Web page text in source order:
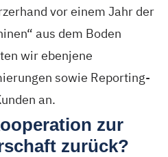
vor einem Jahr der
aus dem Boden
wir ebenjene
sowie Reporting-
an.
zur
zurück?